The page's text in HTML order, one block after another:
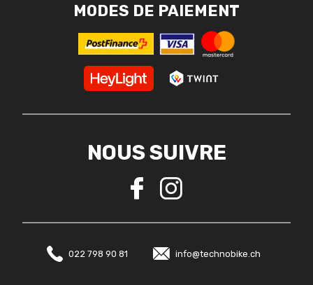
MODES DE PAIEMENT
NOUS SUIVRE
022 798 90 81 info@technobike.ch